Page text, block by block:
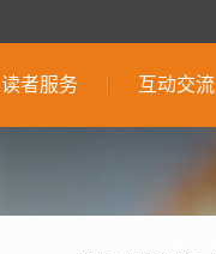
读者服务 互动交流